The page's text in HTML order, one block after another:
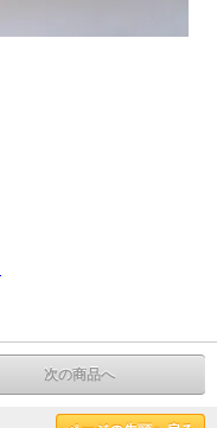
次の商品へ